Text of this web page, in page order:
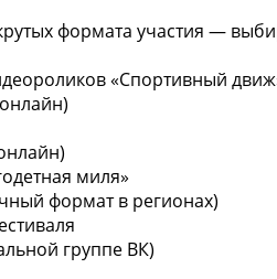
формата участия —
«Спортивный
миля»
формат в регионах)
группе ВК)